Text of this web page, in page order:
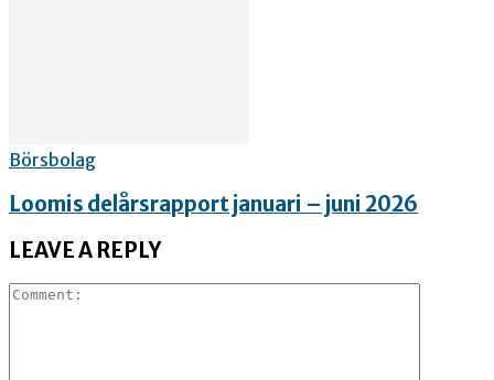
Börsbolag
Loomis delårsrapport januari – juni 2026
LEAVE A REPLY